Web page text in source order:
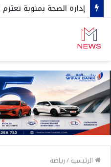
الرئيسية/رياضة